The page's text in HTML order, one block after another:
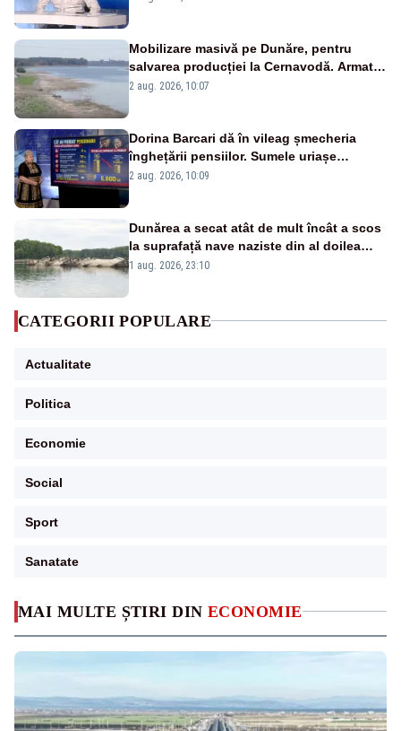
MAI MULTE ȘTIRI DIN ECONOMIE
Mobilizare masivă pe Dunăre, pentru
salvarea producției la Cernavodă. Armata
va detona o stâncă și va devia apa
2 aug. 2026, 10:07
Dorina Barcari dă în vileag șmecheria
înghețării pensiilor. Sumele uriașe
pierdute de fiecare român
2 aug. 2026, 10:09
Dunărea a secat atât de mult încât a scos
la suprafață nave naziste din al doilea
război mondial
1 aug. 2026, 23:10
CATEGORII POPULARE
Actualitate
Politica
Economie
Social
Sport
Sanatate